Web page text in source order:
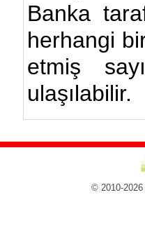
Banka
herhangi
etmiş
ulaşılabilir.
© 2010-2026